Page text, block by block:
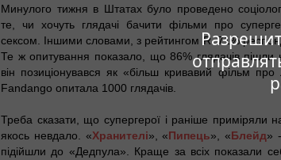
Минулого тижня в Штатах було проведено
те, чи хочуть глядачі бачити фільми про
сексом. Іншими словами, з рейтингом R. 71%
Те ж опитування показало, що 86% глядачів
він позиціонувався як «більш кривавий фільм
Fandango опитала 1000 глядачів.
Треба сказати, що супергерої і раніше приміряли
якось невдало. «Хранителі», «Пипець», «Блейд»
підійшли до «Дедпула». Краще за всіх показали